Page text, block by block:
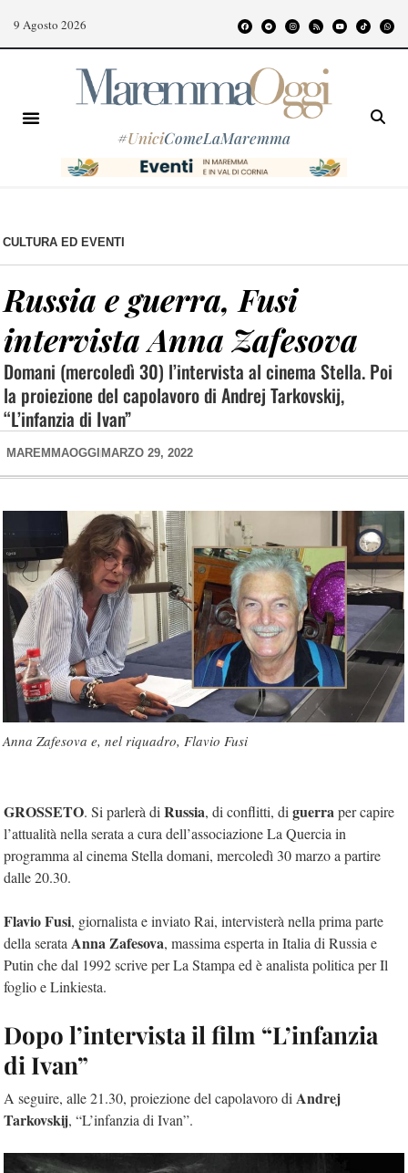
9 Agosto 2026
#UniciComeLaMaremma
CULTURA ED EVENTI
Russia e guerra, Fusi
intervista Anna Zafesova
Domani (mercoledì 30) l’intervista al cinema Stella. Poi
la proiezione del capolavoro di Andrej Tarkovskij,
“L’infanzia di Ivan”
MAREMMAOGGI MARZO 29, 2022
Anna Zafesova e, nel riquadro, Flavio Fusi
GROSSETO. Si parlerà di Russia, di conflitti, di guerraper capire
l’attualità nella serata a cura dell’associazione La Quercia in
programma al cinema Stella domani, mercoledì 30 marzo a partire
dalle 20.30.
Flavio Fusi, giornalista e inviato Rai, intervisterà nella prima parte
della serata Anna Zafesova, massima esperta in Italia di Russia e
Putin che dal 1992 scrive per La Stampa ed è analista politica per Il
foglio e Linkiesta.
Dopo l’intervista il film “L’infanzia
di Ivan”
A seguire, alle 21.30, proiezione del capolavoro di Andrej
Tarkovskij, “L’infanzia di Ivan”.